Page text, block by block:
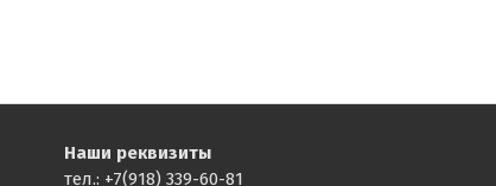
Наши реквизиты
тел.: +7(918) 339-60-81